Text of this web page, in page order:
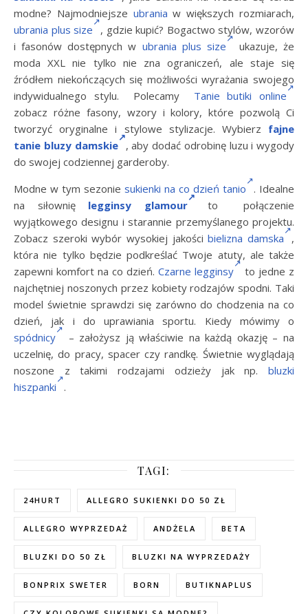
modne? Najmodniejsze ubrania w większych rozmiarach,
ubrania plus size
, gdzie kupić? Bogactwo stylów, wzorów
i fasonów dostępnych w ubrania plus size
ukazuje, że
moda XXL nie tylko nie zna ograniczeń, ale staje się
źródłem niekończących się możliwości wyrażania swojego
indywidualnego stylu. Polecamy Tanie butiki online
zobacz różne fasony, wzory i kolory, które pozwolą Ci
tworzyć oryginalne i stylowe stylizacje. Wybierz fajne
tanie bluzy damskie
, aby dodać odrobinę luzu i wygody
do swojej codziennej garderoby.
Modne w tym sezonie sukienki na co dzień tanio
. Idealne
na siłownię legginsy glamour
to połączenie
wyjątkowego designu i starannie przemyślanego projektu.
Zobacz szeroki wybór wysokiej jakościbielizna damska
,
która nie tylko będzie podkreślać Twoje atuty, ale także
zapewni komfort na co dzień. Czarne legginsy
to jedne z
najchętniej noszonych przez kobiety rodzajów spodni. Taki
model świetnie sprawdzi się zarówno do chodzenia na co
dzień, jak i do uprawiania sportu. Kiedy mówimy o
spódnicy
– założysz ją właściwie na każdą okazję – na
uczelnię, do pracy, spacer czy randkę. Świetnie wyglądają
noszone z takimi rodzajami odzieży jak np. bluzki
hiszpanki
.
TAGI:
24HURT ALLEGRO SUKIENKI DO 50 ZŁ
ALLEGRO WYPRZEDAŻ ANDŻELA BETA
BLUZKI DO 50 ZŁ BLUZKI NA WYPRZEDAŻY
BONPRIX SWETER BORN BUTIKNAPLUS